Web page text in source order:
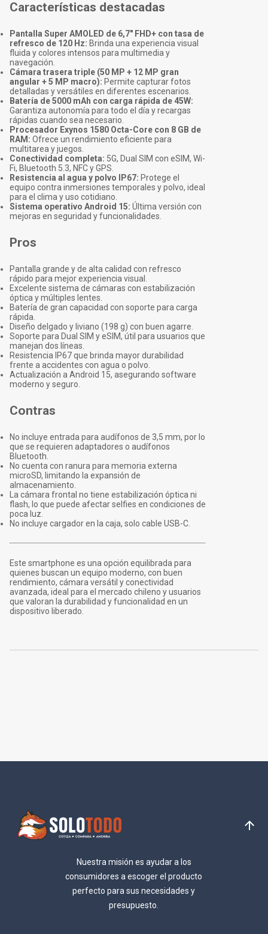
Características destacadas
Pantalla Super AMOLED de 6,7" FHD+ con tasa de
refresco de 120 Hz: Brinda una experiencia visual
fluida y colores intensos para multimedia y
navegación.
Cámara trasera triple (50 MP + 12 MP gran
angular + 5 MP macro): Permite capturar fotos
detalladas y versátiles en diferentes escenarios.
Batería de 5000 mAh con carga rápida de 45W:
Garantiza autonomía para todo el día y recargas
rápidas cuando sea necesario.
Procesador Exynos 1580 Octa-Core con 8 GB de
RAM: Ofrece un rendimiento eficiente para
multitarea y juegos.
Conectividad completa: 5G, Dual SIM con eSIM, Wi-
Fi, Bluetooth 5.3, NFC y GPS.
Resistencia al agua y polvo IP67: Protege el
equipo contra inmersiones temporales y polvo, ideal
para el clima y uso cotidiano.
Sistema operativo Android 15: Última versión con
mejoras en seguridad y funcionalidades.
Pros
Pantalla grande y de alta calidad con refresco
rápido para mejor experiencia visual.
Excelente sistema de cámaras con estabilización
óptica y múltiples lentes.
Batería de gran capacidad con soporte para carga
rápida.
Diseño delgado y liviano (198 g) con buen agarre.
Soporte para Dual SIM y eSIM, útil para usuarios que
manejan dos líneas.
Resistencia IP67 que brinda mayor durabilidad
frente a accidentes con agua o polvo.
Actualización a Android 15, asegurando software
moderno y seguro.
Contras
No incluye entrada para audífonos de 3,5 mm, por lo
que se requieren adaptadores o audífonos
Bluetooth.
No cuenta con ranura para memoria externa
microSD, limitando la expansión de
almacenamiento.
La cámara frontal no tiene estabilización óptica ni
flash, lo que puede afectar selfies en condiciones de
poca luz.
No incluye cargador en la caja, solo cable USB-C.
Este smartphone es una opción equilibrada para
quienes buscan un equipo moderno, con buen
rendimiento, cámara versátil y conectividad
avanzada, ideal para el mercado chileno y usuarios
que valoran la durabilidad y funcionalidad en un
dispositivo liberado.
Nuestra misión es ayudar a los
consumidores a escoger el producto
perfecto para sus necesidades y
presupuesto.